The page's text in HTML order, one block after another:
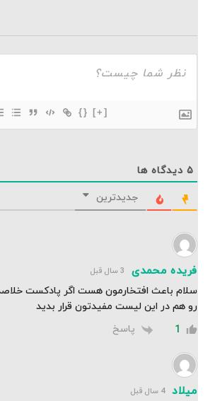
{} [+]
۵ دیدگاه ها
جدیدترین
فریده محمدی 3 سال قبل
سلام باعث افتخارمون هست اگر پادکست خلاصه
رو هم در این لیست مفیدتون قرار بدید
1
پاسخ
میلاد 4 سال قبل